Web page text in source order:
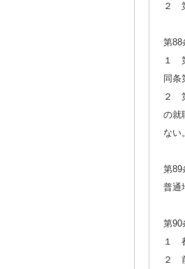
２
第
１
同条
２
の就
ない。
第
普通
第
１
２